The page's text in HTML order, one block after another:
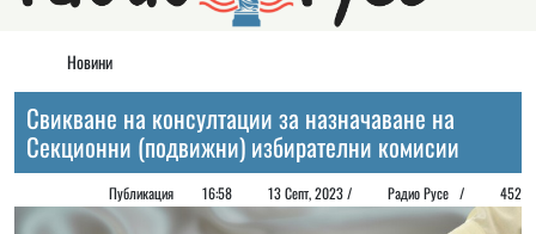
Новини
Свикване на консултации за назначаване на
Секционни (подвижни) избирателни комисии
Публикация 16:58 13 Септ, 2023 / Радио Русе / 452